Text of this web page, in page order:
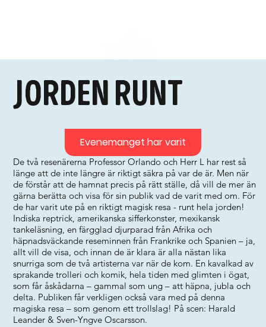
Jorden runt
De två resenärerna Professor Orlando och Herr L har rest så
länge att de inte längre är riktigt säkra på var de är. Men när
de förstår att de hamnat precis på rätt ställe, då vill de mer än
gärna berätta och visa för sin publik vad de varit med om. För
de har varit ute på en riktigt magisk resa - runt hela jorden!
Indiska reptrick, amerikanska sifferkonster, mexikansk
tankeläsning, en färgglad djurparad från Afrika och
häpnadsväckande reseminnen från Frankrike och Spanien – ja,
allt vill de visa, och innan de är klara är alla nästan lika
snurriga som de två artisterna var när de kom. En kavalkad av
sprakande trolleri och komik, hela tiden med glimten i ögat,
som får åskådarna – gammal som ung – att häpna, jubla och
delta. Publiken får verkligen också vara med på denna
magiska resa – som genom ett trollslag! På scen: Harald
Leander & Sven-Yngve Oscarsson.
Evenemanget har varit